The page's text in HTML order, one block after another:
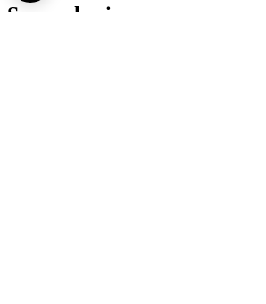
Semmelweis